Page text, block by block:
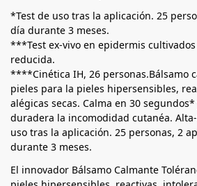
*Test de uso tras la aplicación. 25
día durante 3 meses.
***Test ex-vivo en epidermis
reducida.
****Cinética IH, 26 personas.Bálsamo
pieles para la pieles hipersensibles,
alégicas secas. Calma en 30
duradera la incomodidad cutanéa.
uso tras la aplicación. 25 personas, 2
durante 3 meses.
El innovador Bálsamo Calmante